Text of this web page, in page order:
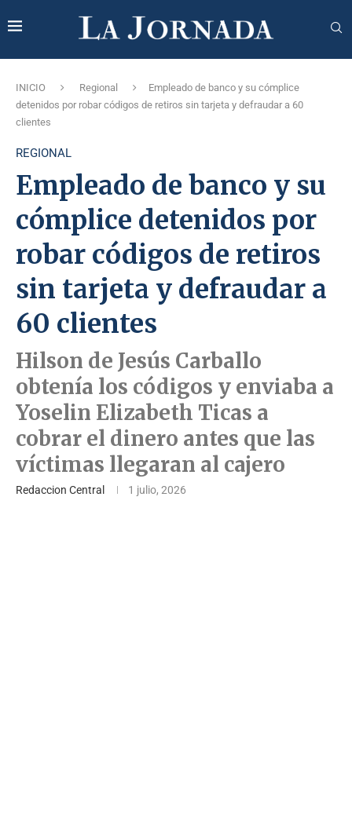
INICIO Regional
Empleado de banco y su cómplice
detenidos por robar códigos de retiros sin tarjeta y defraudar a 60
clientes
REGIONAL
Empleado de banco y su
cómplice detenidos por
robar códigos de retiros
sin tarjeta y defraudar a
60 clientes
Hilson de Jesús Carballo
obtenía los códigos y enviaba a
Yoselin Elizabeth Ticas a
cobrar el dinero antes que las
víctimas llegaran al cajero
Redaccion Central 1 julio, 2026